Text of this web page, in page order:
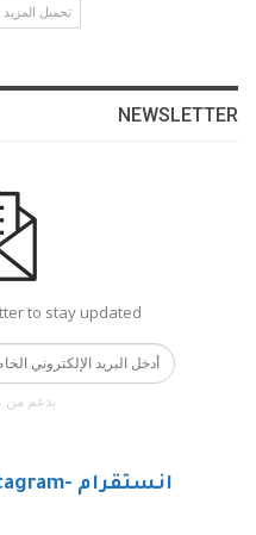
تحميل
NEWSLETTER
to stay updated.
بدعم من
انستقرام -Instagram